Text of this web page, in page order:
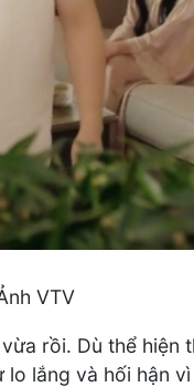
VTV
rồi. Dù thể hiện
lắng và hối hận